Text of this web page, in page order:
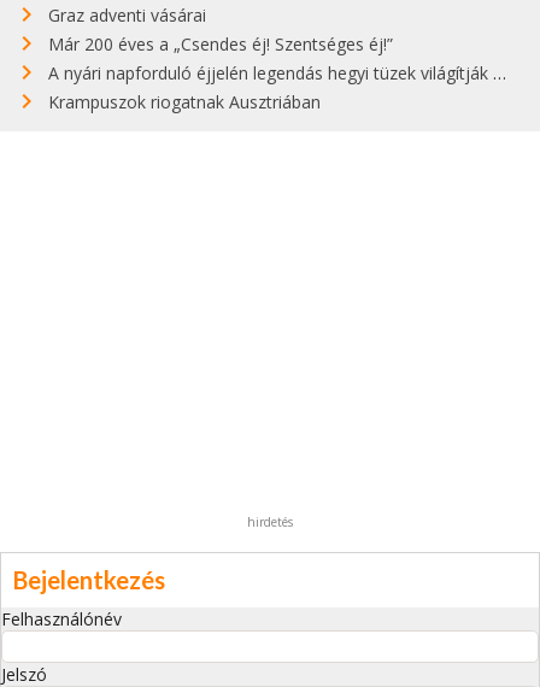
Graz adventi vásárai
Már 200 éves a „Csendes éj! Szentséges éj!”
A nyári napforduló éjjelén legendás hegyi tüzek világítják meg Zugspitzét
Krampuszok riogatnak Ausztriában
hirdetés
Bejelentkezés
Felhasználónév
Jelszó